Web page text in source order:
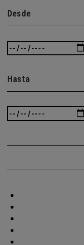
Desde
Hasta